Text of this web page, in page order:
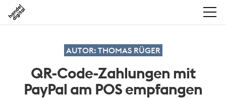
AUTOR: THOMAS RÜGER
QR-Code-Zahlungen mit
PayPal am POS empfangen